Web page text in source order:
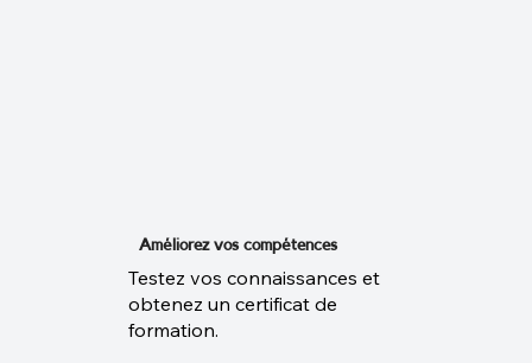
Améliorez vos compétences
Testez vos connaissances et
obtenez un certificat de
formation.